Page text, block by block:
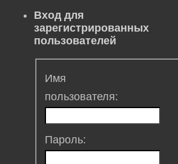
Вход для
зарегистрированных
пользователей
Имя
пользователя:
Пароль: